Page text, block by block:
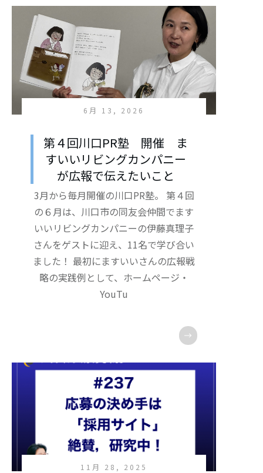
6月 13, 2026
第４回川口PR塾 開催 ま
すいいリビングカンパニー
が広報で伝えたいこと
3月から毎月開催の川口PR塾。 第４回
の６月は、川口市の同友会仲間でます
いいリビングカンパニーの伊藤真理子
さんをゲストに迎え、11名で学び合い
ました！ 最初にますいいさんの広報戦
略の実践例として、ホームページ・
YouTu
11月 28, 2025